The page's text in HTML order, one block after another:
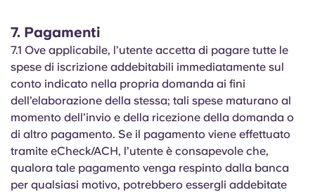
7. Pagamenti
7.1 Ove applicabile, l’utente accetta di pagare tutte le
spese di iscrizione addebitabili immediatamente sul
conto indicato nella propria domanda ai fini
dell’elaborazione della stessa; tali spese maturano al
momento dell’invio e della ricezione della domanda o
di altro pagamento. Se il pagamento viene effettuato
tramite eCheck/ACH, l’utente è consapevole che,
qualora tale pagamento venga respinto dalla banca
per qualsiasi motivo, potrebbero essergli addebitate